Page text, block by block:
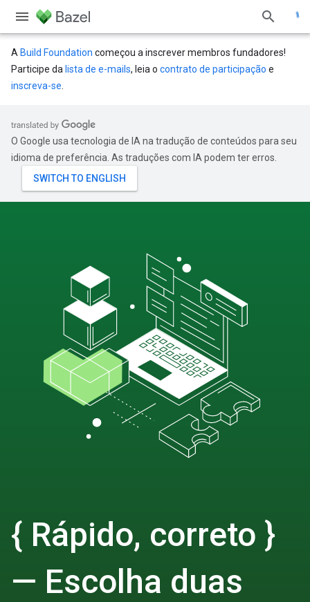
A Build Foundation começou a inscrever membros fundadores!
Participe da lista de e-mails, leia o contrato de participação e
inscreva-se
O Google usa tecnologia de IA na tradução de conteúdos para seu
idioma de preferência. As traduções com IA podem ter erros.
{ Rápido, correto }
— Escolha duas